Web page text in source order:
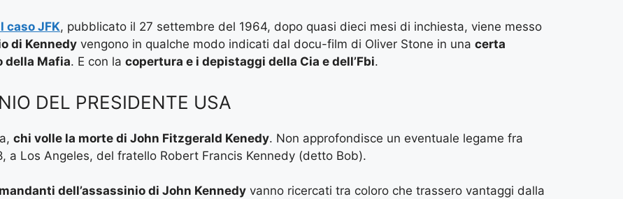
caso JFK, pubblicato il 27 settembre del 1964, dopo quasi dieci mesi di inchiesta, viene messo
di Kennedy vengono in qualche modo indicati dal docu-film di Oliver Stone in una certa
della Mafia. E con la copertura e i depistaggi della Cia e dell’Fbi.
DEL PRESIDENTE USA
chi volle la morte di John Fitzgerald Kenedy. Non approfondisce un eventuale legame fra
a Los Angeles, del fratello Robert Francis Kennedy (detto Bob).
mandanti dell’assassinio di John Kennedy vanno ricercati tra coloro che trassero vantaggi dalla